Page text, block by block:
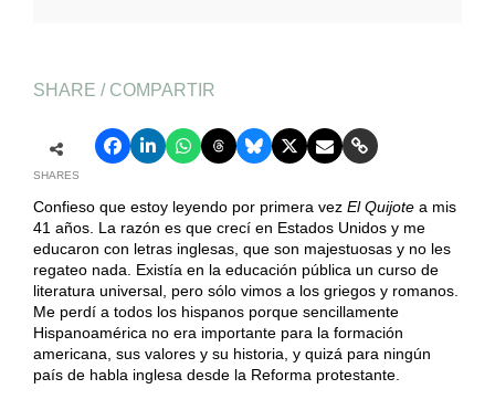
SHARE / COMPARTIR
SHARES
Confieso que estoy leyendo por primera vez El Quijotea mis
41 años. La razón es que crecí en Estados Unidos y me
educaron con letras inglesas, que son majestuosas y no les
regateo nada. Existía en la educación pública un curso de
literatura universal, pero sólo vimos a los griegos y romanos.
Me perdí a todos los hispanos porque sencillamente
Hispanoamérica no era importante para la formación
americana, sus valores y su historia, y quizá para ningún
país de habla inglesa desde la Reforma protestante.